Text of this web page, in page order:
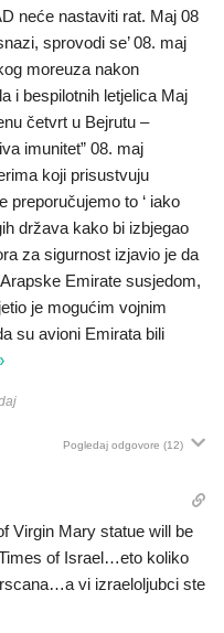
neće nastaviti rat. Maj 08
sprovodi se’ 08. maj
moreuza nakon
i bespilotnih letjelica Maj
četvrt u Bejrutu –
imunitet” 08. maj
koji prisustvuju
preporučujemo to ‘ iako
država kako bi izbjegao
za sigurnost izjavio je da
Emirate susjedom,
je mogućim vojnim
su avioni Emirata bili
Pogledaj odgovore (12)
Virgin Mary statue will be
of Israel…eto koliko
vi izraeloljubci ste